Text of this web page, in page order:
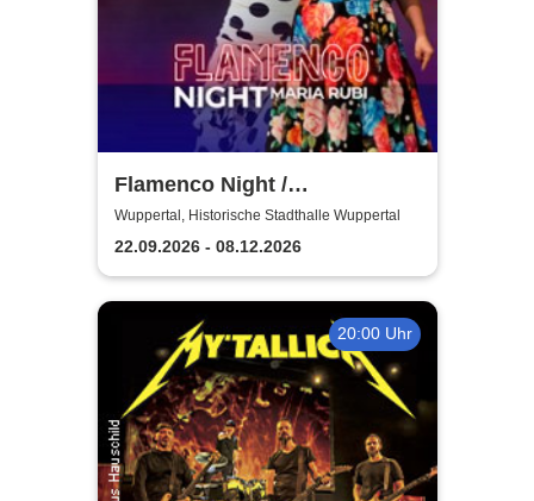
Flamenco Night /
Flamencomanía Tour 26/27 -
Deutschlands größte
Flamenco-Tournee
Wuppertal, Historische Stadthalle Wuppertal
22.09.2026 - 08.12.2026
20:00 Uhr